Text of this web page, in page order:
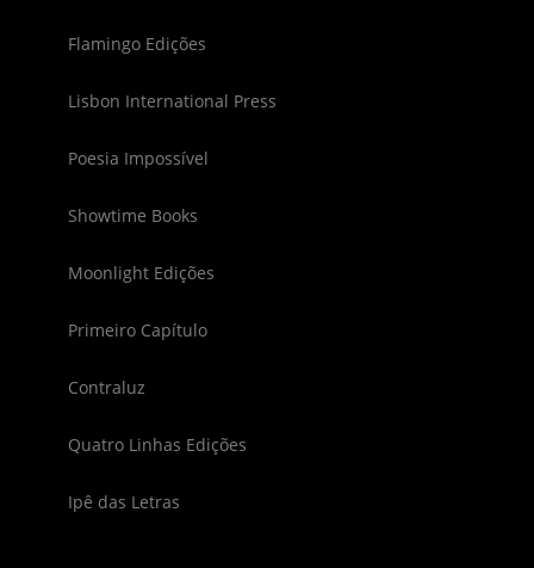
Flamingo Edições
Lisbon International Press
Poesia Impossível
Showtime Books
Moonlight Edições
Primeiro Capítulo
Contraluz
Quatro Linhas Edições
Ipê das Letras